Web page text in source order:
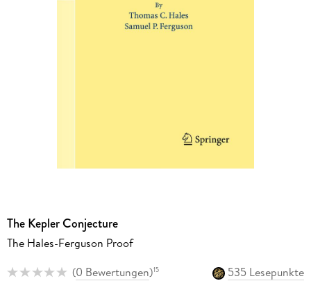
The Kepler Conjecture
The Hales-Ferguson Proof
(0 Bewertungen)15
535 Lesepunkte